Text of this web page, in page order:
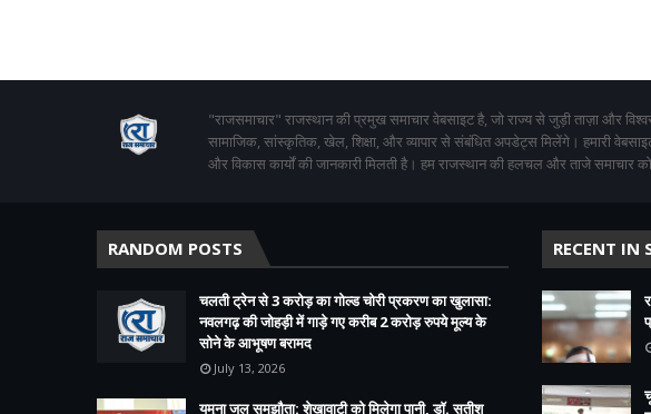
"राजसमाचार" राजस्थान की प्रमुख समाचार वेबसाइट है, जो राज्य से जुड़ी ताज़ा और
सामाजिक, सांस्कृतिक, खेल, शिक्षा, और व्यापार से संबंधित अपडेट्स मिलेंगे। हमारी
और विकास कार्यों की जानकारी मिलती है। हम राजस्थान की हलचल और ताजे
RANDOM POSTS
चलती ट्रेन से 3 करोड़ का गोल्ड चोरी प्रकरण का खुलासा:
नवलगढ़ की जोहड़ी में गाड़े गए करीब 2 करोड़ रुपये मूल्य के
सोने के आभूषण बरामद
July 13, 2026
यमुना जल समझौता: शेखावाटी को मिलेगा पानी, डॉ. सतीश
RECENT IN